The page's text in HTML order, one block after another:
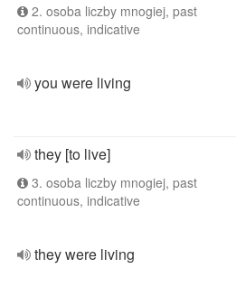
2. osoba liczby mnogiej, past
continuous, indicative
you were living
they [to live]
3. osoba liczby mnogiej, past
continuous, indicative
they were living